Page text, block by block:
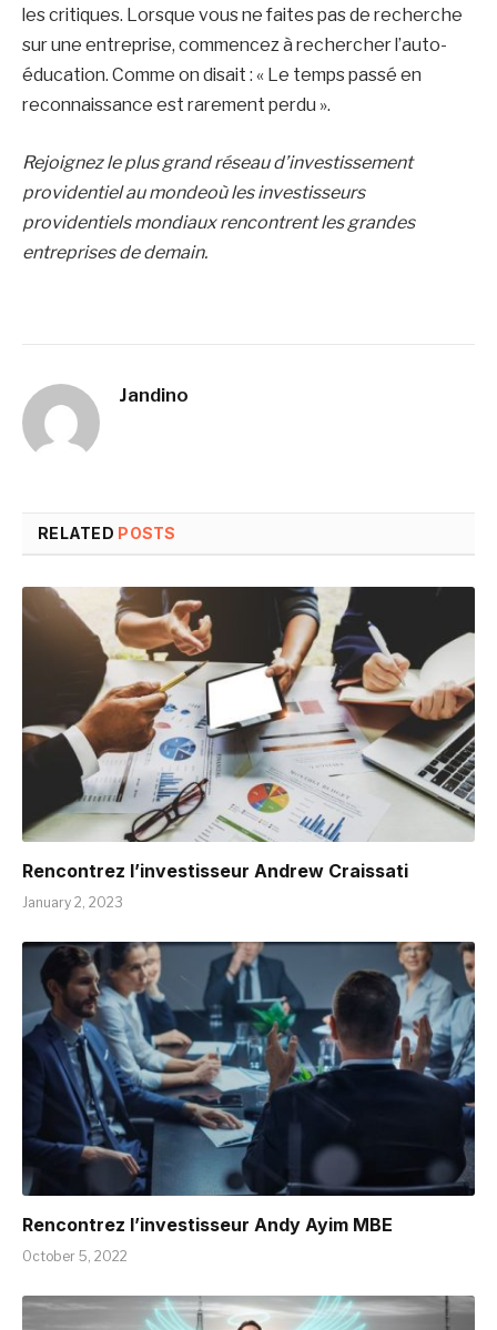
les critiques. Lorsque vous ne faites pas de recherche
sur une entreprise, commencez à rechercher l’auto-
éducation. Comme on disait : « Le temps passé en
reconnaissance est rarement perdu ».
Rejoignez le plus grand réseau d’investissement
providentiel au mondeoù les investisseurs
providentiels mondiaux rencontrent les grandes
entreprises de demain.
Jandino
RELATED POSTS
Rencontrez l’investisseur Andrew Craissati
January 2, 2023
Rencontrez l’investisseur Andy Ayim MBE
October 5, 2022